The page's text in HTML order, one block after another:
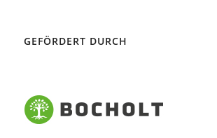
GEFÖRDERT DURCH